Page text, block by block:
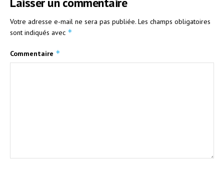
Votre adresse e-mail ne sera pas publiée. Les champs obligatoires
sont indiqués avec *
Commentaire *